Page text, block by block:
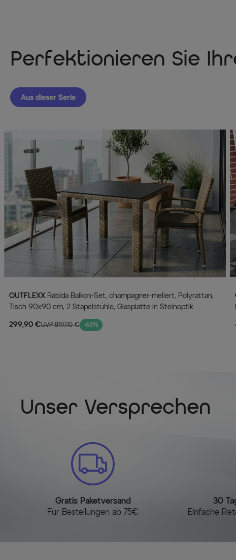
Perfektionieren Sie
Aus dieser Serie
OUTFLEXX
Tisch 90x90 cm, 2 Stapelstühle, Glasplatte in Steinoptik
299,90 €UVP 819,90 € -63%
Unser Versprechen
Gratis Paketversand
Für Bestellungen ab 75€
30
Einfache